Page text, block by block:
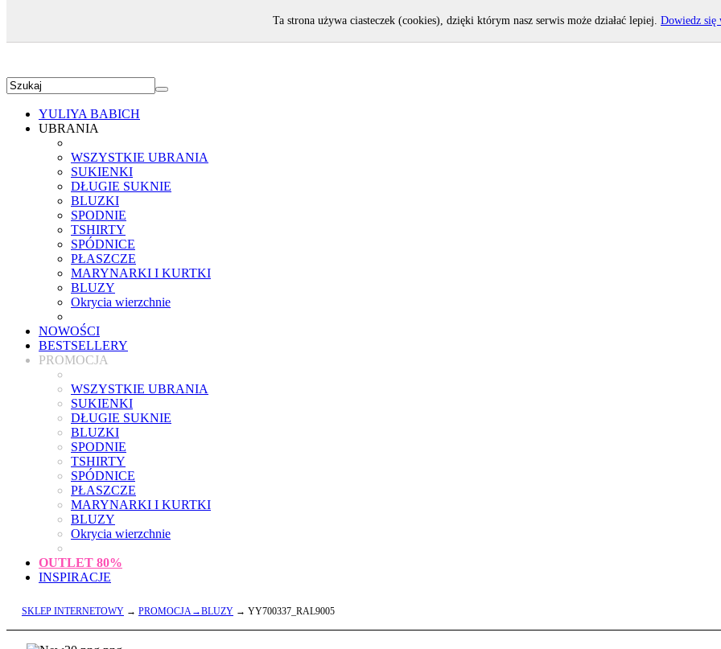
YULIYA BABICH
UBRANIA
WSZYSTKIE UBRANIA
SUKIENKI
DŁUGIE SUKNIE
BLUZKI
SPODNIE
TSHIRTY
SPÓDNICE
PŁASZCZE
MARYNARKI I KURTKI
BLUZY
Okrycia wierzchnie
NOWOŚCI
BESTSELLERY
PROMOCJA
WSZYSTKIE UBRANIA
SUKIENKI
DŁUGIE SUKNIE
BLUZKI
SPODNIE
TSHIRTY
SPÓDNICE
PŁASZCZE
MARYNARKI I KURTKI
BLUZY
Okrycia wierzchnie
OUTLET 80%
INSPIRACJE
SKLEP INTERNETOWY → PROMOCJA→BLUZY → YY700337_RAL9005
Ta strona używa ciasteczek (cookies), dzięki którym nasz serwis może działać lepiej. Dowiedz się